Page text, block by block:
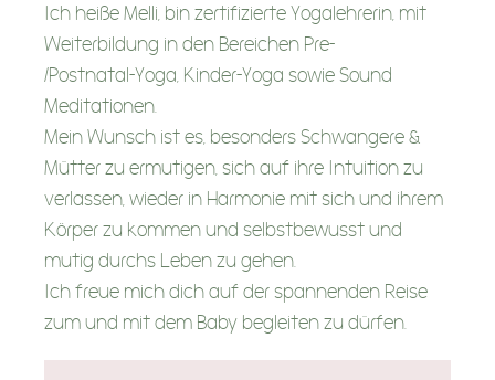
Unser digitales Angebot
Unsere Videokurse
Unsere Geschenke
Betreuungsanfrage
Eltern-Café
Dein Eltern-Cafè
Ich heiße Melli, bin zertifizierte Yogalehrerin, mit
Weiterbildung in den Bereichen Pre-
/Postnatal-Yoga, Kinder-Yoga sowie Sound
Meditationen.
Mein Wunsch ist es, besonders Schwangere &
Mütter zu ermutigen, sich auf ihre Intuition zu
verlassen, wieder in Harmonie mit sich und ihrem
Körper zu kommen und selbstbewusst und
mutig durchs Leben zu gehen.
Ich freue mich dich auf der spannenden Reise
zum und mit dem Baby begleiten zu dürfen.